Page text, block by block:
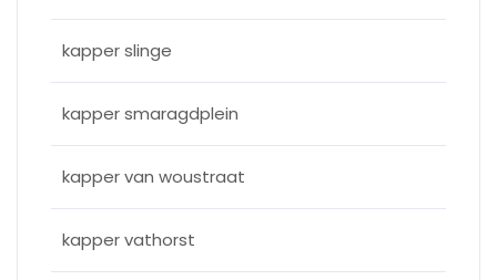
kapper slinge
kapper smaragdplein
kapper van woustraat
kapper vathorst